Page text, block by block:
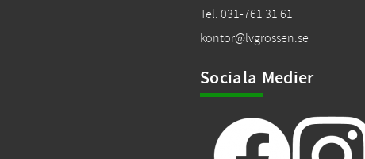
Tel. 031-761 31 61
kontor@lvgrossen.se
Sociala Medier